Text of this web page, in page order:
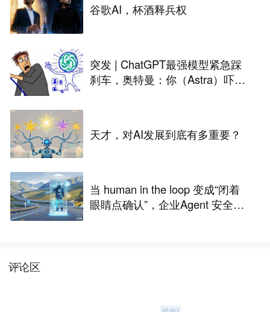
谷歌AI，杯酒释兵权
突发 | ChatGPT最强模型紧急踩
刹车，奥特曼：你（Astra）吓到
天才，对AI发展到底有多重要？
当 human in the loop 变成“闭着
眼睛点确认”，企业Agent 安全还
评论区